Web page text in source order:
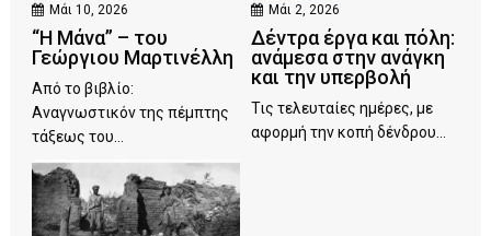
Μάι 10, 2026
“Η Μάνα” – του
Γεώργιου Μαρτινέλλη
Από το βιβλίο:
Αναγνωστικόν της πέμπτης
τάξεως του...
Μάι 2, 2026
Δέντρα έργα και πόλη:
ανάμεσα στην ανάγκη
και την υπερβολή
Τις τελευταίες ημέρες, με
αφορμή την κοπή δένδρου...